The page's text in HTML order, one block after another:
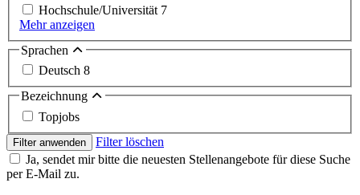
Hochschule/Universität 7
Mehr anzeigen
Sprachen
Deutsch 8
Bezeichnung
Topjobs
Filter anwenden
Filter löschen
Ja, sendet mir bitte die neuesten Stellenangebote für diese Suche
per E-Mail zu.